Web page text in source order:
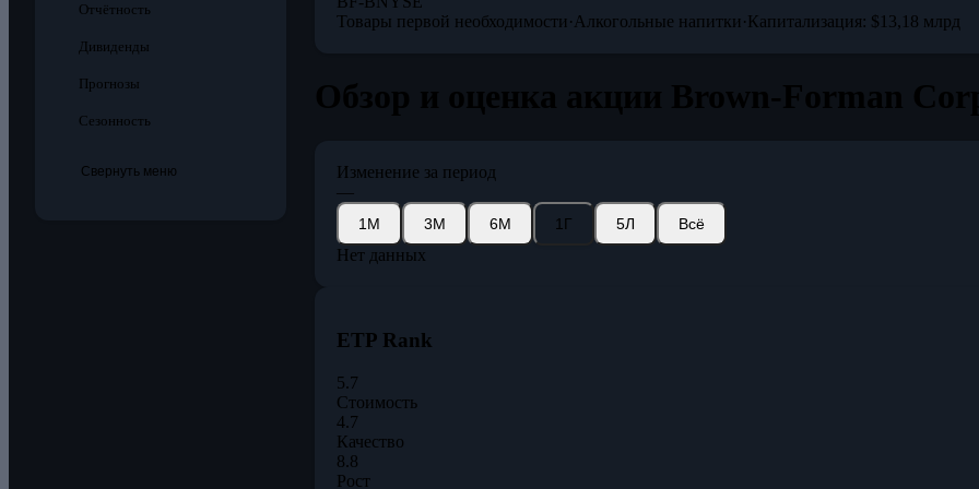
Отчётность
Дивиденды
Прогнозы
Сезонность
Свернуть меню
Товары первой необходимости· Алкогольные напитки·Капитализация: $13,18 млрд
Изменение за период
—
1М 3М 6М 1Г 5Л Всё
Нет данных
ETP Rank
5.7
Стоимость
4.7
Качество
8.8
Рост